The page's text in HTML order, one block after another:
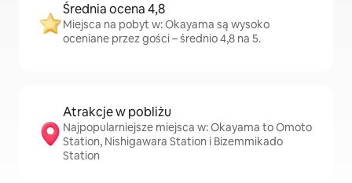
Średnia ocena 4,8
Miejsca na pobyt w: Okayama są wysoko
oceniane przez gości – średnio 4,8 na 5.
Atrakcje w pobliżu
Najpopularniejsze miejsca w: Okayama to Omoto
Station, Nishigawara Station i Bizemmikado
Station